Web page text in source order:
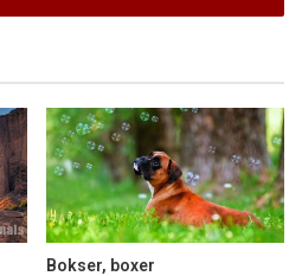
Bokser, boxer